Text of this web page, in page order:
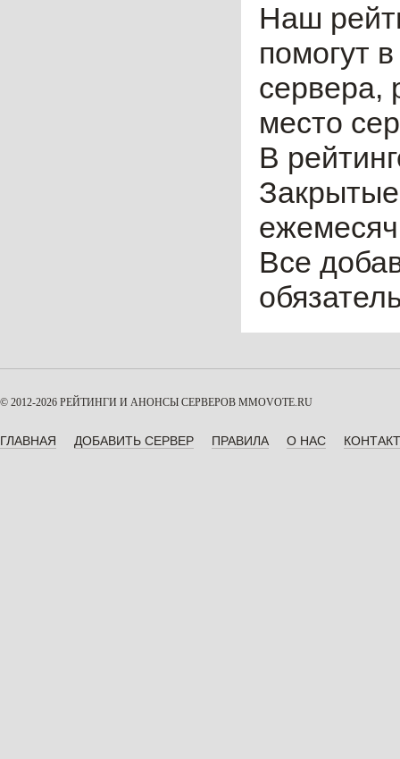
Наш
помогут
сервера,
место
В
Все
© 2012-2026 РЕЙТИНГИ И АНОНСЫ СЕРВЕРОВ MMOVOTE.RU
ГЛАВНАЯ ДОБАВИТЬ СЕРВЕР ПРАВИЛА О НАС